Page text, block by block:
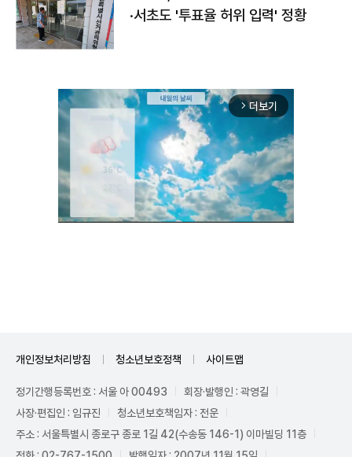
·서초도 '투표율 허위 입력' 정황
arrow_forward_ios 더보기
개인정보처리방침 청소년보호정책 사이트맵
정기간행등록번호 : 서울 아 00493
회장·발행인 : 곽영길
사장·편집인 : 임규진
청소년보호책임자 : 전운
주소 : 서울특별시 종로구 종로 1길 42(수송동 146-1) 이마빌딩 11층